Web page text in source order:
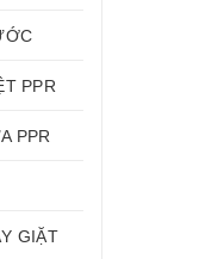
PPR
PPR
GIẶT